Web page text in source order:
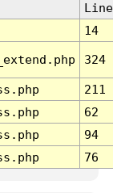
Line
14
324
211
62
94
76